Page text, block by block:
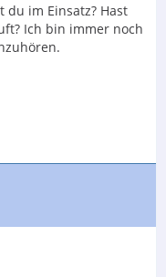
du im Einsatz? Hast
Ich bin immer noch